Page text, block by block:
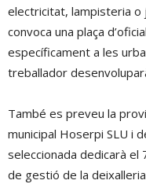
electricitat, lampisteria o
convoca una plaça
específicament a les
treballador
També es preveu la
municipal Hoserpi SLU i
seleccionada dedicarà el
de gestió de la